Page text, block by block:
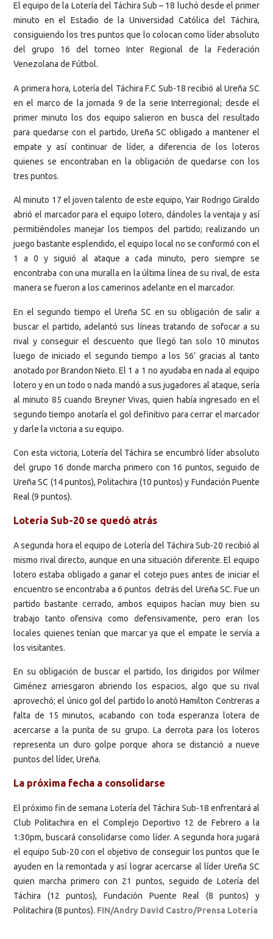
El equipo de la Lotería del Táchira Sub – 18 luchó desde el primer
minuto en el Estadio de la Universidad Católica del Táchira,
consiguiendo los tres puntos que lo colocan como líder absoluto
del grupo 16 del torneo Inter Regional de la Federación
Venezolana de Fútbol.
A primera hora, Lotería del Táchira F.C Sub-18 recibió al Ureña SC
en el marco de la jornada 9 de la serie Interregional; desde el
primer minuto los dos equipo salieron en busca del resultado
para quedarse con el partido, Ureña SC obligado a mantener el
empate y así continuar de líder, a diferencia de los loteros
quienes se encontraban en la obligación de quedarse con los
tres puntos.
Al minuto 17 el joven talento de este equipo, Yair Rodrigo Giraldo
abrió el marcador para el equipo lotero, dándoles la ventaja y así
permitiéndoles manejar los tiempos del partido; realizando un
juego bastante esplendido, el equipo local no se conformó con el
1 a 0 y siguió al ataque a cada minuto, pero siempre se
encontraba con una muralla en la última línea de su rival, de esta
manera se fueron a los camerinos adelante en el marcador.
En el segundo tiempo el Ureña SC en su obligación de salir a
buscar el partido, adelantó sus líneas tratando de sofocar a su
rival y conseguir el descuento que llegó tan solo 10 minutos
luego de iniciado el segundo tiempo a los 56’ gracias al tanto
anotado por Brandon Nieto. El 1 a 1 no ayudaba en nada al equipo
lotero y en un todo o nada mandó a sus jugadores al ataque, sería
al minuto 85 cuando Breyner Vivas, quien había ingresado en el
segundo tiempo anotaría el gol definitivo para cerrar el marcador
y darle la victoria a su equipo.
Con esta victoria, Lotería del Táchira se encumbró líder absoluto
del grupo 16 donde marcha primero con 16 puntos, seguido de
Ureña SC (14 puntos), Politachira (10 puntos) y Fundación Puente
Real (9 puntos).
Lotería Sub-20 se quedó atrás
A segunda hora el equipo de Lotería del Táchira Sub-20 recibió al
mismo rival directo, aunque en una situación diferente. El equipo
lotero estaba obligado a ganar el cotejo pues antes de iniciar el
encuentro se encontraba a 6 puntos detrás del Ureña SC. Fue un
partido bastante cerrado, ambos equipos hacían muy bien su
trabajo tanto ofensiva como defensivamente, pero eran los
locales quienes tenían que marcar ya que el empate le servía a
los visitantes.
En su obligación de buscar el partido, los dirigidos por Wilmer
Giménez arriesgaron abriendo los espacios, algo que su rival
aprovechó; el único gol del partido lo anotó Hamilton Contreras a
falta de 15 minutos, acabando con toda esperanza lotera de
acercarse a la punta de su grupo. La derrota para los loteros
representa un duro golpe porque ahora se distanció a nueve
puntos del líder, Ureña.
La próxima fecha a consolidarse
El próximo fin de semana Lotería del Táchira Sub-18 enfrentará al
Club Politachira en el Complejo Deportivo 12 de Febrero a la
1:30pm, buscará consolidarse como líder. A segunda hora jugará
el equipo Sub-20 con el objetivo de conseguir los puntos que le
ayuden en la remontada y así lograr acercarse al líder Ureña SC
quien marcha primero con 21 puntos, seguido de Lotería del
Táchira (12 puntos), Fundación Puente Real (8 puntos) y
Politachira (8 puntos). FIN/Andry David Castro/Prensa Lotería